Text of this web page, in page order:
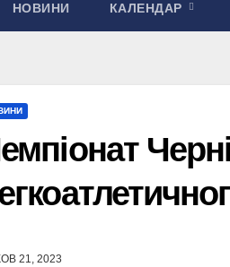
НОВИНИ КАЛЕНДАР
21, 2023